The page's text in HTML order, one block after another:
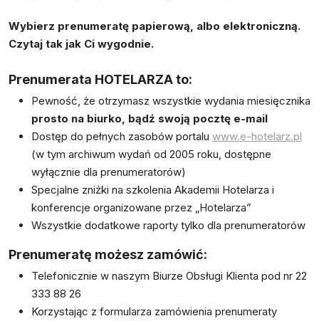
Wybierz prenumeratę papierową, albo elektroniczną.
Czytaj tak jak Ci wygodnie.
Prenumerata HOTELARZA to:
Pewność, że otrzymasz wszystkie wydania miesięcznika
prosto na biurko, bądź swoją pocztę e-mail
Dostęp do pełnych zasobów portalu www.e-hotelarz.pl
(w tym archiwum wydań od 2005 roku, dostępne
wyłącznie dla prenumeratorów)
Specjalne zniżki na szkolenia Akademii Hotelarza i
konferencje organizowane przez „Hotelarza”
Wszystkie dodatkowe raporty tylko dla prenumeratorów
Prenumeratę możesz zamówić:
Telefonicznie w naszym Biurze Obsługi Klienta pod nr 22
333 88 26
Korzystając z formularza zamówienia prenumeraty